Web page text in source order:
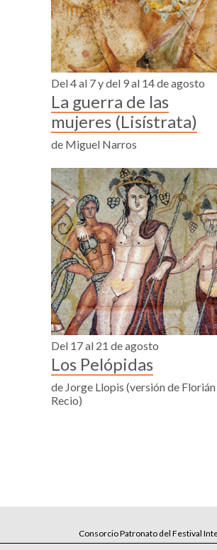
Del 4 al 7 y del 9 al 14 de agosto
La guerra de las
mujeres (Lisístrata)
de Miguel Narros
Del 17 al 21 de agosto
Los Pelópidas
de Jorge Llopis (versión de Florián
Recio)
Consorcio Patronato del Festival